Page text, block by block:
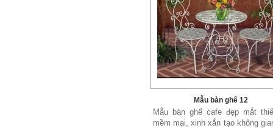
Mẫu bàn ghế 12
Mẫu bàn ghế cafe đẹp mắt
mềm mại, xinh xắn tạo không